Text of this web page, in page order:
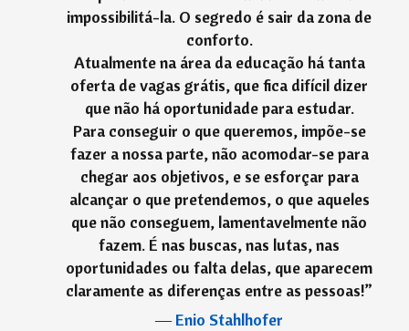
impossibilitá-la. O segredo é sair da zona de
conforto.
Atualmente na área da educação há tanta
oferta de vagas grátis, que fica difícil dizer
que não há oportunidade para estudar.
Para conseguir o que queremos, impõe-se
fazer a nossa parte, não acomodar-se para
chegar aos objetivos, e se esforçar para
alcançar o que pretendemos, o que aqueles
que não conseguem, lamentavelmente não
fazem. É nas buscas, nas lutas, nas
oportunidades ou falta delas, que aparecem
claramente as diferenças entre as pessoas!”
―Enio Stahlhofer